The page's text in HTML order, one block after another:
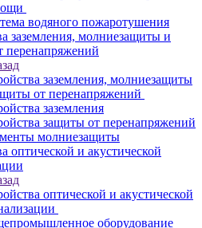
водяного пожаротушения
заземления, молниезащиты и
перенапряжений
заземления, молниезащиты
от перенапряжений
заземления
защиты от перенапряжений
молниезащиты
оптической и акустической
оптической и акустической
оборудование